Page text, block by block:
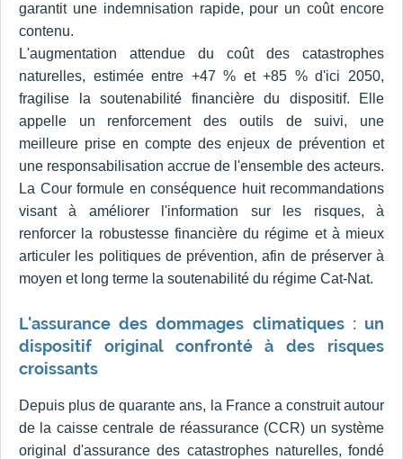
garantit une indemnisation rapide, pour un coût encore
contenu.
L'augmentation attendue du coût des catastrophes
naturelles, estimée entre +47 % et +85 % d'ici 2050,
fragilise la soutenabilité financière du dispositif. Elle
appelle un renforcement des outils de suivi, une
meilleure prise en compte des enjeux de prévention et
une responsabilisation accrue de l'ensemble des acteurs.
La Cour formule en conséquence huit recommandations
visant à améliorer l'information sur les risques, à
renforcer la robustesse financière du régime et à mieux
articuler les politiques de prévention, afin de préserver à
moyen et long terme la soutenabilité du régime Cat-Nat.
L'assurance des dommages climatiques : un
dispositif original confronté à des risques
croissants
Depuis plus de quarante ans, la France a construit autour
de la caisse centrale de réassurance (CCR) un système
original d'assurance des catastrophes naturelles, fondé